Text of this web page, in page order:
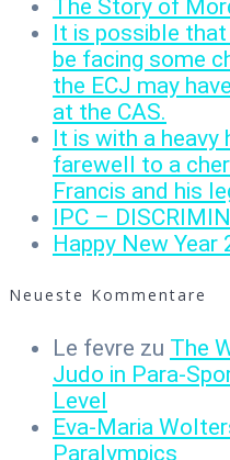
The Story of
It is possible
be facing some
the ECJ may
at the CAS.
It is with a heavy
farewell to a
Francis and his
IPC –
Happy New Year
Neueste Kommentare
Le fevre zu The
Judo in Para-
Level
Eva-Maria
Paralympics